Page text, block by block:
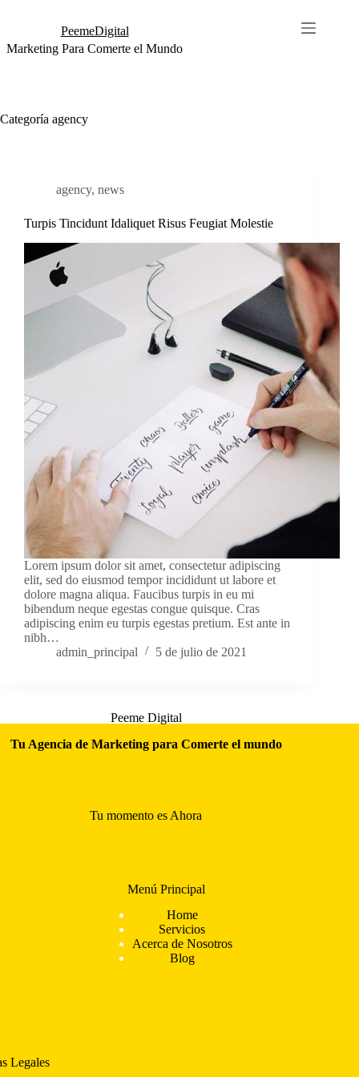
PeemeDigital
Marketing Para Comerte el Mundo
Categoría agency
agency, news
Turpis Tincidunt Idaliquet Risus Feugiat Molestie
Lorem ipsum dolor sit amet, consectetur adipiscing
elit, sed do eiusmod tempor incididunt ut labore et
dolore magna aliqua. Faucibus turpis in eu mi
bibendum neque egestas congue quisque. Cras
adipiscing enim eu turpis egestas pretium. Est ante in
nibh…
admin_principal
5 de julio de 2021
Peeme Digital
Tu Agencia de Marketing para Comerte el mundo
Tu momento es Ahora
Menú Principal
Home
Servicios
Acerca de Nosotros
Blog
Legales